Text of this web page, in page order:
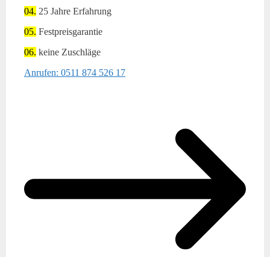
04. 25 Jahre Erfahrung
05. Festpreisgarantie
06. keine Zuschläge
Anrufen: 0511 874 526 17